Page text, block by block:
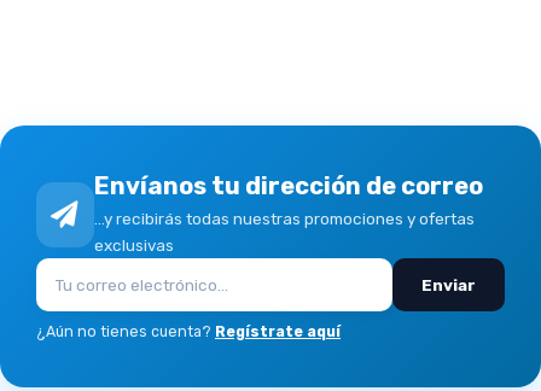
Envíanos tu dirección de correo
...y recibirás todas nuestras promociones y ofertas
exclusivas
Enviar
¿Aún no tienes cuenta? Regístrate aquí